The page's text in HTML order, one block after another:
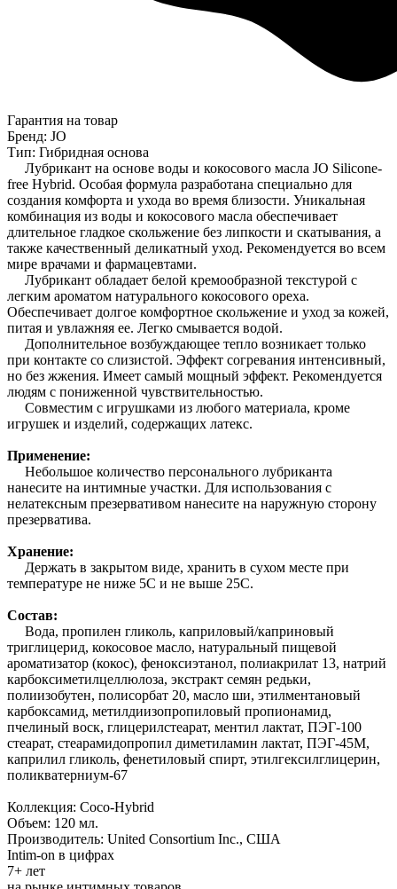
Гарантия на товар
Бренд: JO
Тип: Гибридная основа
Лубрикант на основе воды и кокосового масла JO Silicone-
free Hybrid. Особая формула разработана специально для
создания комфорта и ухода во время близости. Уникальная
комбинация из воды и кокосового масла обеспечивает
длительное гладкое скольжение без липкости и скатывания, а
также качественный деликатный уход. Рекомендуется во всем
мире врачами и фармацевтами.
Лубрикант обладает белой кремообразной текстурой с
легким ароматом натурального кокосового ореха.
Обеспечивает долгое комфортное скольжение и уход за кожей,
питая и увлажняя ее. Легко смывается водой.
Дополнительное возбуждающее тепло возникает только
при контакте со слизистой. Эффект согревания интенсивный,
но без жжения. Имеет самый мощный эффект. Рекомендуется
людям с пониженной чувствительностью.
Совместим с игрушками из любого материала, кроме
игрушек и изделий, содержащих латекс.
Применение:
Небольшое количество персонального лубриканта
нанесите на интимные участки. Для использования с
нелатексным презервативом нанесите на наружную сторону
презерватива.
Хранение:
Держать в закрытом виде, хранить в сухом месте при
температуре не ниже 5С и не выше 25С.
Состав:
Вода, пропилен гликоль, каприловый/каприновый
триглицерид, кокосовое масло, натуральный пищевой
ароматизатор (кокос), феноксиэтанол, полиакрилат 13, натрий
карбоксиметилцеллюлоза, экстракт семян редьки,
полиизобутен, полисорбат 20, масло ши, этилментановый
карбоксамид, метилдиизопропиловый пропионамид,
пчелиный воск, глицерилстеарат, ментил лактат, ПЭГ-100
стеарат, стеарамидопропил диметиламин лактат, ПЭГ-45М,
каприлил гликоль, фенетиловый спирт, этилгексилглицерин,
поликватерниум-67
Коллекция: Coco-Hybrid
Объем: 120 мл.
Производитель: United Consortium Inc., США
Intim-on в цифрах
7+ лет